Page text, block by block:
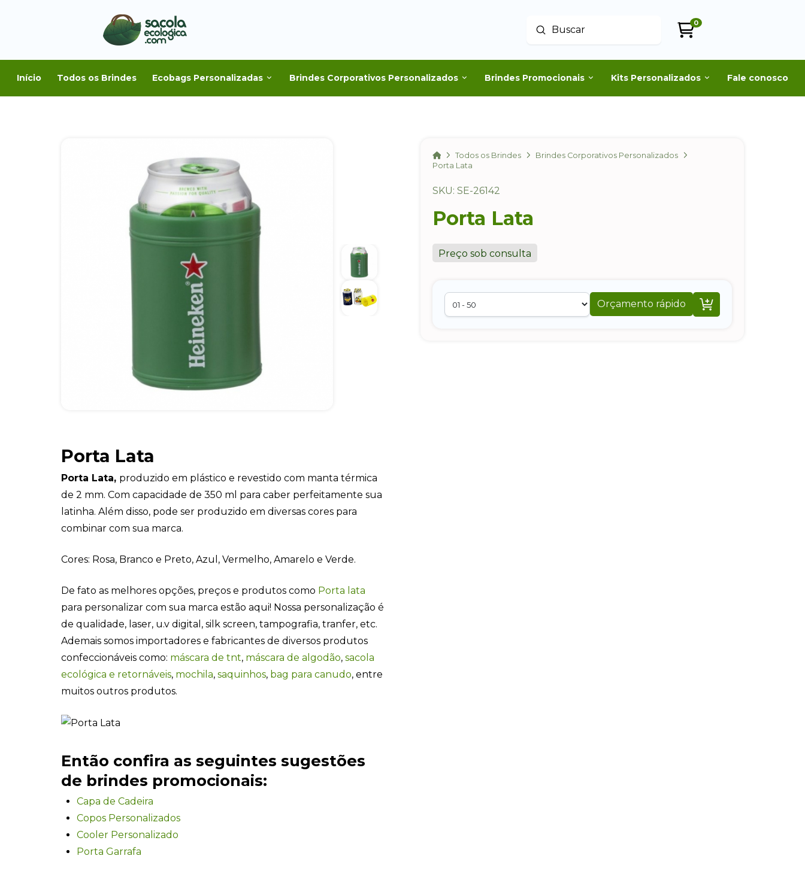
Buscar
Enviar
0
Início Todos os Brindes Ecobags Personalizadas Brindes Corporativos Personalizados Brindes Promocionais Kits Personalizados Fale conosco
HomeTodos os Brindes
Brindes Corporativos Personalizados
Porta Lata
SKU: SE-26142
Porta Lata
Preço sob consulta
Orçamento rápido 
Porta Lata
Porta Lata, produzido em plástico e revestido com manta térmica
de 2 mm. Com capacidade de 350 ml para caber perfeitamente sua
latinha. Além disso, pode ser produzido em diversas cores para
combinar com sua marca.
Cores: Rosa, Branco e Preto, Azul, Vermelho, Amarelo e Verde.
De fato as melhores opções, preços e produtos como Porta lata
para personalizar com sua marca estão aqui! Nossa personalização é
de qualidade, laser, u.v digital, silk screen, tampografia, tranfer, etc.
Ademais somos importadores e fabricantes de diversos produtos
confeccionáveis como: máscara de tnt, máscara de algodão, sacola
ecológica e retornáveis, mochila, saquinhos, bag para canudo, entre
muitos outros produtos.
Então confira as seguintes sugestões
de brindes promocionais:
Capa de Cadeira
Copos Personalizados
Cooler Personalizado
Porta Garrafa